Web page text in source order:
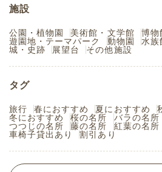
施設
公園・植物園 美術館・文学館
博物
遊園地・テーマパーク
動物園 水族
城・史跡
展望台 その他施設
タグ
旅行 春におすすめ 夏におすすめ
冬におすすめ
桜の名所 バラの名所
つつじの名所
藤の名所 紅葉の名所
車椅子貸出あり
割引あり